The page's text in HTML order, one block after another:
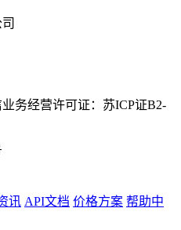
务经营许可证：苏ICP证B2-
讯 API文档 价格方案 帮助中